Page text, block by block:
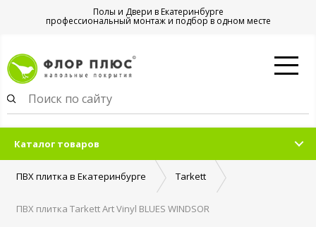
Полы и Двери в Екатеринбурге
профессиональный монтаж и подбор в одном месте
Каталог товаров
ПВХ плитка в Екатеринбурге Tarkett
ПВХ плитка Tarkett Art Vinyl BLUES WINDSOR